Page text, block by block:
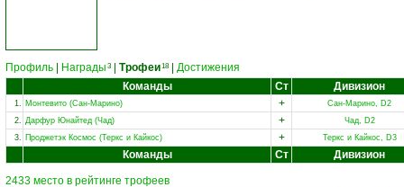
Профиль Награды 3 Трофеи18
Достижения
Команды
Ст Дивизион
1. Монтевито (Сан-Марино) +
Сан-Марино, D2
2. Дарфур Юнайтед (Чад) +
Чад, D2
3. Проджетэк Космос (Теркс и Кайкос) + Теркс и Кайкос, D3
Команды Ст Дивизион
2433 место в рейтинге трофеев